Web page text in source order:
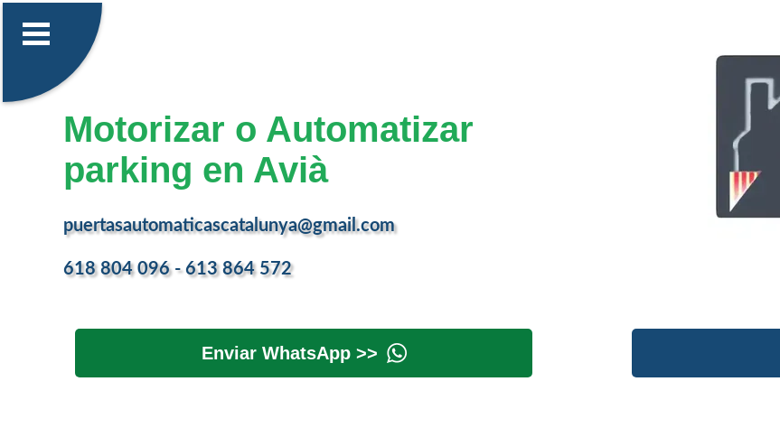
Motorizar o Automatizar
parking en Avià
puertasautomaticascatalunya@gmail.com
618 804 096 - 613 864 572
Enviar WhatsApp >>